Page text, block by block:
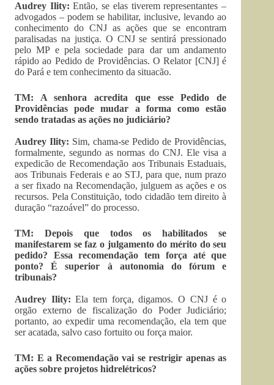
Audrey Ility: Então, se elas tiverem representantes –
advogados – podem se habilitar, inclusive, levando ao
conhecimento do CNJ as ações que se encontram
paralisadas na justiça. O CNJ se sentirá pressionado
pelo MP e pela sociedade para dar um andamento
rápido ao Pedido de Providências. O Relator [CNJ] é
do Pará e tem conhecimento da situacão.
TM: A senhora acredita que esse Pedido de
Providências pode mudar a forma como estão
sendo tratadas as ações no judiciário?
Audrey Ility: Sim, chama-se Pedido de Providências,
formalmente, segundo as normas do CNJ. Ele visa a
expedicão de Recomendação aos Tribunais Estaduais,
aos Tribunais Federais e ao STJ, para que, num prazo
a ser fixado na Recomendação, julguem as ações e os
recursos. Pela Constituição, todo cidadão tem direito à
duração “razoável” do processo.
TM: Depois que todos os habilitados se
manifestarem se faz o julgamento do mérito do seu
pedido? Essa recomendação tem força até que
ponto? É superior à autonomia do fórum e
tribunais?
Audrey Ility: Ela tem força, digamos. O CNJ é o
orgão externo de fiscalização do Poder Judiciário;
portanto, ao expedir uma recomendação, ela tem que
ser acatada, salvo caso fortuito ou força maior.
TM: E a Recomendação vai se restrigir apenas as
ações sobre projetos hidrelétricos?